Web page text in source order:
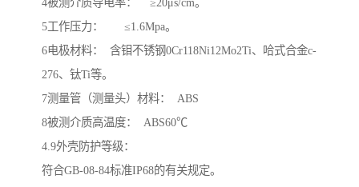
4被测介质导电率： ≥20μs/cm。
5工作压力： ≤1.6Mpa。
6电极材料： 含钼不锈钢0Cr118Ni12Mo2Ti、哈式合金c-
276、钛Ti等。
7测量管（测量头）材料： ABS
8被测介质高温度： ABS60℃
4.9外壳防护等级：
符合GB-08-84标准IP68的有关规定。